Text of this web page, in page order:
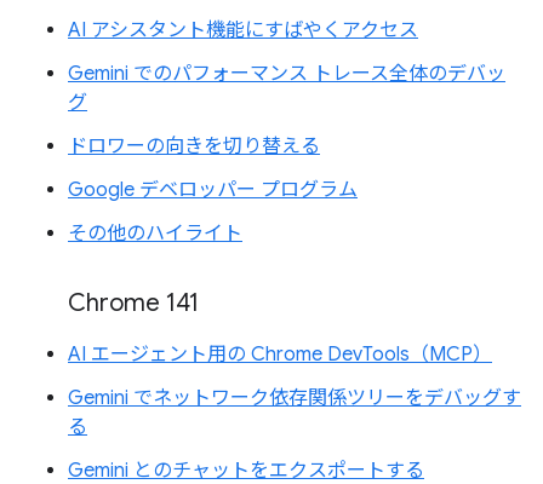
AI アシスタント機能にすばやくアクセス
Gemini でのパフォーマンス トレース全体のデバッ
グ
ドロワーの向きを切り替える
Google デベロッパー プログラム
その他のハイライト
Chrome 141
AI エージェント用の Chrome DevTools（MCP）
Gemini でネットワーク依存関係ツリーをデバッグす
る
Gemini とのチャットをエクスポートする